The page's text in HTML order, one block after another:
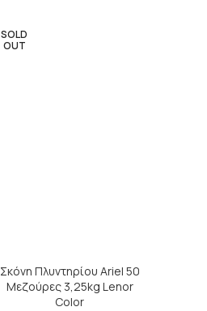
SOLD
OUT
ΔΙΑΒΆΣΤΕ ΠΕΡΙΣΣΌΤΕΡΑ
Σκόνη Πλυντηρίου Ariel 50
Μεζούρες 3,25kg Lenor
Color